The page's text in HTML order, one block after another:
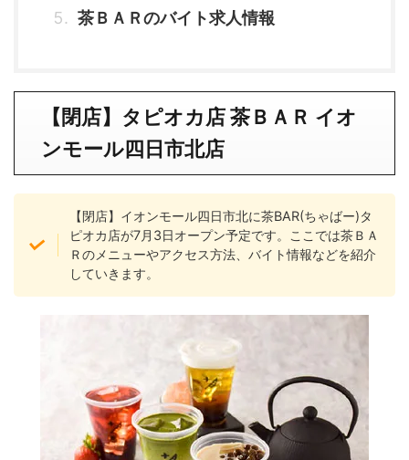
茶ＢＡＲのバイト求人情報
【閉店】タピオカ店 茶ＢＡＲ イオ
ンモール四日市北店
【閉店】イオンモール四日市北に茶BAR(ちゃばー)タ
ピオカ店が7月3日オープン予定です。ここでは茶ＢＡ
Ｒのメニューやアクセス方法、バイト情報などを紹介
していきます。